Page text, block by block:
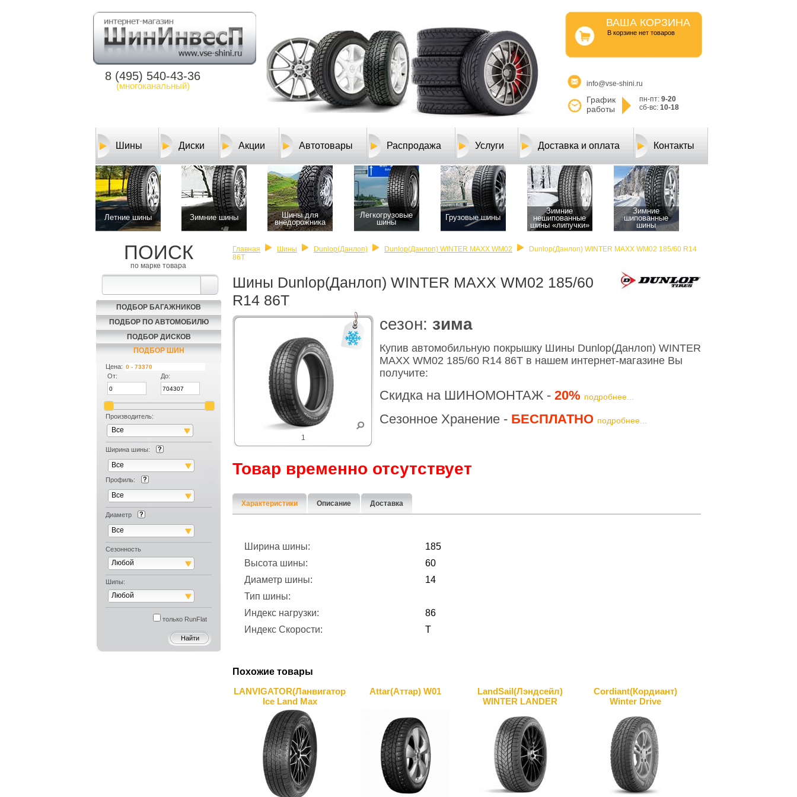
8 (495) 540-43-36
(многоканальный)
ВАША КОРЗИНА
B корзине нет товаров
info@vse-shini.ru
График
работы
пн-пт: 9-20
сб-вс: 10-18
Шины Диски Акции Автотовары Распродажа Услуги Доставка и оплата Контакты
Летние шины Зимние шины
Шины для
внедорожника
Легкогрузовые
шины
Грузовые шины
Зимние
нешипованные
шины «липучки»
Зимние
шипованные
шины
ПОИСК
по марке товара
ПОДБОР БАГАЖНИКОВ
ПОДБОР ПО АВТОМОБИЛЮ
ПОДБОР ДИСКОВ
ПОДБОР ШИН
Цена:
От:
До:
Производитель:
Все
Ширина шины:
Все
Профиль:
Все
Диаметр
Все
Сезонность
Любой
Шипы:
Любой
только RunFlat
Главная Шины Dunlop(Данлоп) Dunlop(Данлоп) WINTER MAXX WM02
Dunlop(Данлоп) WINTER MAXX WM02 185/60 R14
86T
Шины Dunlop(Данлоп) WINTER MAXX WM02 185/60
R14 86T
1
cезон: зима
Купив автомобильную покрышку Шины Dunlop(Данлоп) WINTER
MAXX WM02 185/60 R14 86T в нашем интернет-магазине Вы
получите:
Скидка на ШИНОМОНТАЖ - 20% подробнее...
Сезонное Хранение - БЕСПЛАТНО подробнее...
Товар временно отсутствует
Характеристики Описание Доставка
Ширина шины:
185
Высота шины:
60
Диаметр шины:
14
Тип шины:
Индекс нагрузки:
86
Индекс Скорости:
T
Похожие товары
LANVIGATOR(Ланвигатор)
Ice Land Max
Attar(Аттар) W01
LandSail(Лэндсейл)
WINTER LANDER
Cordiant(Кордиант)
Winter Drive